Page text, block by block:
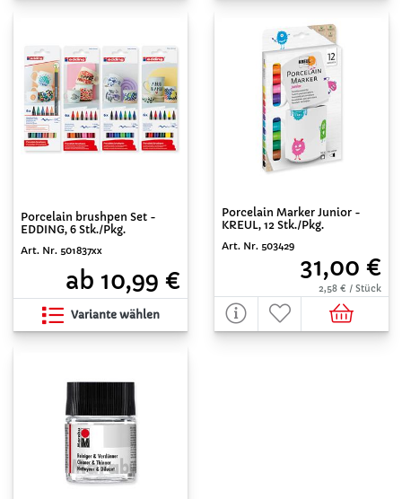
Porcelain brushpen Set -
EDDING, 6 Stk./Pkg.
Art. Nr. 501837xx
ab 10,99 €
Variante wählen
Porcelain Marker Junior -
KREUL, 12 Stk./Pkg.
Art. Nr. 503429
31,00 €
2,58 € / Stück